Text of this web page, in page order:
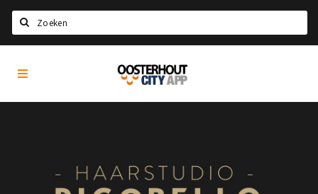
Home
Agenda
Drinken
Oosterhout
City